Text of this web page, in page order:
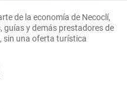
de la economía de Necoclí,
guías y demás prestadores de
sin una oferta turística